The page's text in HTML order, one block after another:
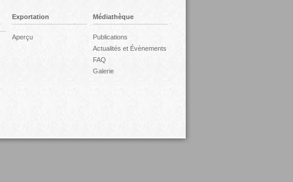
Exportation
Aperçu
Médiathèque
Publications
Actualités et Évènements
FAQ
Galerie